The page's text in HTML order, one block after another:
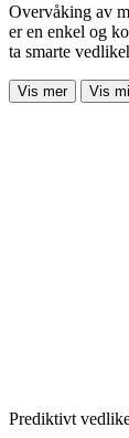
Overvåking av
er en enkel og
ta smarte
Vis mer Vis
Prediktivt